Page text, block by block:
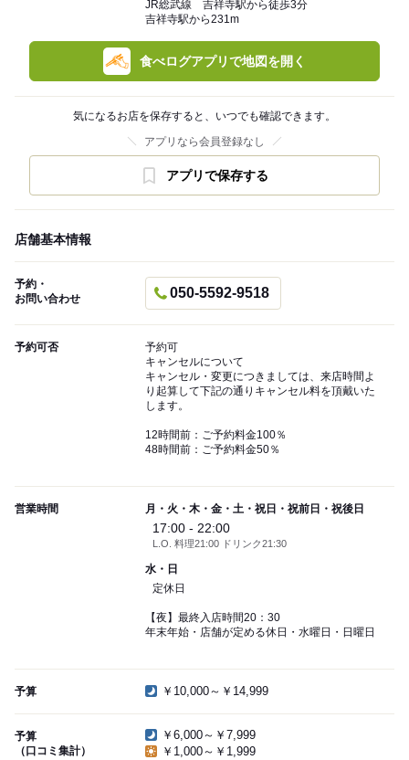
JR総武線 吉祥寺駅から徒歩3分
吉祥寺駅から231m
食べログアプリで地図を開く
気になるお店を保存すると、いつでも確認できます。
アプリなら会員登録なし
アプリで保存する
店舗基本情報
予約・
お問い合わせ
050-5592-9518
予約可否
予約可
キャンセルについて
キャンセル・変更につきましては、来店時間よ
り起算して下記の通りキャンセル料を頂戴いた
します。
12時間前：ご予約料金100％
48時間前：ご予約料金50％
営業時間 月・火・木・金・土・祝日・祝前日・祝後日
17:00 - 22:00
L.O. 料理21:00 ドリンク21:30
水・日
定休日
【夜】最終入店時間20：30
年末年始・店舗が定める休日・水曜日・日曜日
予算 ￥10,000～￥14,999
予算
（口コミ集計）
￥6,000～￥7,999
￥1,000～￥1,999